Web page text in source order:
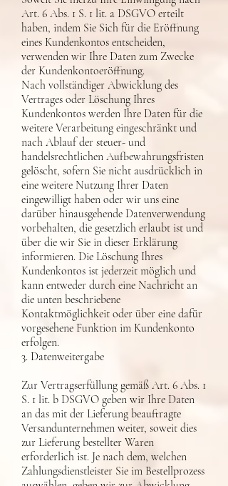
Art. 6 Abs. 1 S. 1 lit. a DSGVO erteilt
haben, indem Sie Sich für die Eröffnung
eines Kundenkontos entscheiden,
verwenden wir Ihre Daten zum Zwecke
der Kundenkontoeröffnung.
Nach vollständiger Abwicklung des
Vertrages oder Löschung Ihres
Kundenkontos werden Ihre Daten für die
weitere Verarbeitung eingeschränkt und
nach Ablauf der steuer- und
handelsrechtlichen Aufbewahrungsfristen
gelöscht, sofern Sie nicht ausdrücklich in
eine weitere Nutzung Ihrer Daten
eingewilligt haben oder wir uns eine
darüber hinausgehende Datenverwendung
vorbehalten, die gesetzlich erlaubt ist und
über die wir Sie in dieser Erklärung
informieren. Die Löschung Ihres
Kundenkontos ist jederzeit möglich und
kann entweder durch eine Nachricht an
die unten beschriebene
Kontaktmöglichkeit oder über eine dafür
vorgesehene Funktion im Kundenkonto
erfolgen.
3. Datenweitergabe
Zur Vertragserfüllung gemäß Art. 6 Abs. 1
S. 1 lit. b DSGVO geben wir Ihre Daten
an das mit der Lieferung beauftragte
Versandunternehmen weiter, soweit dies
zur Lieferung bestellter Waren
erforderlich ist. Je nach dem, welchen
Zahlungsdienstleister Sie im Bestellprozess